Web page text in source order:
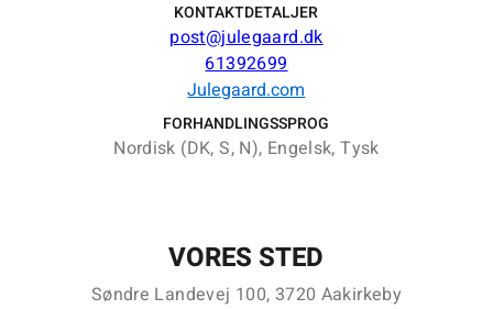
KONTAKTDETALJER
post@julegaard.dk
61392699
Julegaard.com
FORHANDLINGSSPROG
Nordisk (DK, S, N), Engelsk, Tysk
VORES STED
Søndre Landevej 100, 3720 Aakirkeby